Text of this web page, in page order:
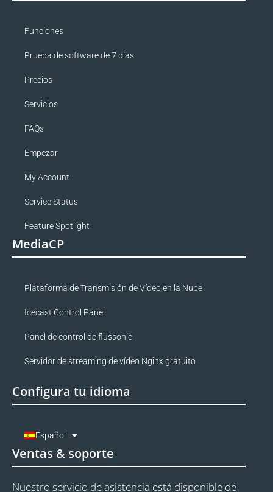
Funciones
Prueba de software de 7 días
Precios
Servicios
FAQs
Empezar
My Account
Service Status
Feature Spotlight
MediaCP
Plataforma de Transmisión de Vídeo en la Nube
Icecast Control Panel
Panel de control de flussonic
Servidor de streaming de vídeo Nginx gratuito
Configura tu idioma
Español
Ventas & soporte
Nuestro servicio de asistencia está disponible de